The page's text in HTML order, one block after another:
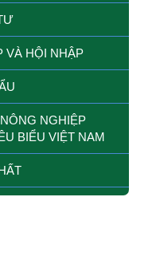
VÀ HỘI NHẬP
NGHIỆP
BIỂU VIỆT NAM